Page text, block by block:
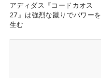
アディダス『コードカオス
27』は強烈な蹴りでパワーを
生む